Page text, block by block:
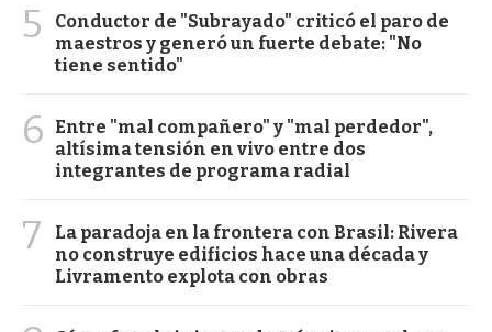
5
Conductor de "Subrayado" criticó el paro de
maestros y generó un fuerte debate: "No
tiene sentido"
6
Entre "mal compañero" y "mal perdedor",
altísima tensión en vivo entre dos
integrantes de programa radial
7
La paradoja en la frontera con Brasil: Rivera
no construye edificios hace una década y
Livramento explota con obras